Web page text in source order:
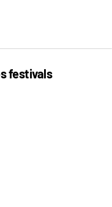
festivals